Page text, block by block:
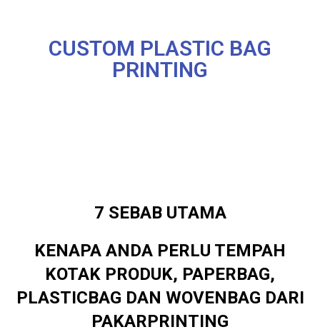
CUSTOM PLASTIC BAG
PRINTING
7 SEBAB UTAMA
KENAPA ANDA PERLU TEMPAH
KOTAK PRODUK, PAPERBAG,
PLASTICBAG DAN WOVENBAG DARI
PAKARPRINTING